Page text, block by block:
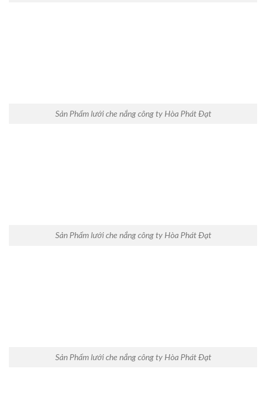
Sản Phẩm lưới che nắng công ty Hòa Phát Đạt
Sản Phẩm lưới che nắng công ty Hòa Phát Đạt
Sản Phẩm lưới che nắng công ty Hòa Phát Đạt